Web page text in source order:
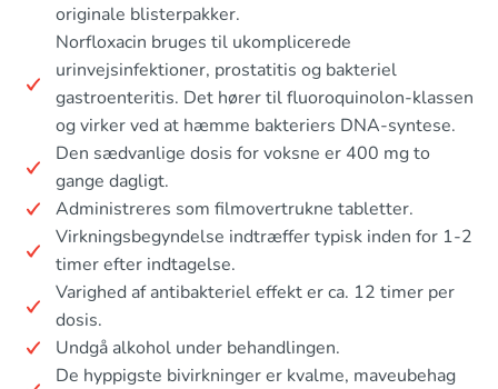
originale blisterpakker.
Norfloxacin bruges til ukomplicerede
urinvejsinfektioner, prostatitis og bakteriel
gastroenteritis. Det hører til fluoroquinolon-klassen
og virker ved at hæmme bakteriers DNA-syntese.
Den sædvanlige dosis for voksne er 400 mg to
gange dagligt.
Administreres som filmovertrukne tabletter.
Virkningsbegyndelse indtræffer typisk inden for 1-2
timer efter indtagelse.
Varighed af antibakteriel effekt er ca. 12 timer per
dosis.
Undgå alkohol under behandlingen.
De hyppigste bivirkninger er kvalme, maveubehag